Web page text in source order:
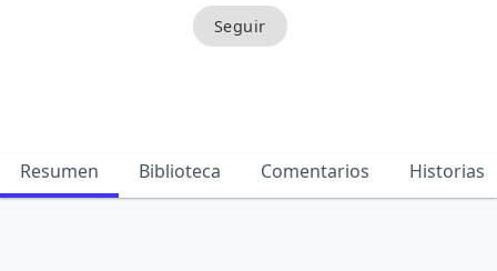
Resumen Biblioteca Comentarios Historias